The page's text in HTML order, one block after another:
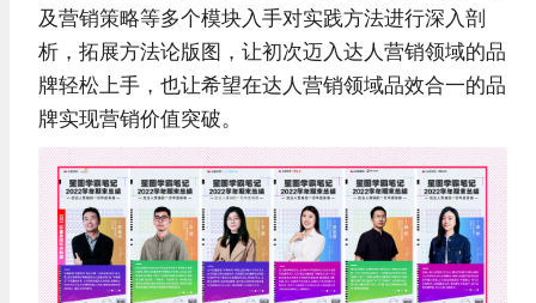
及营销策略等多个模块入手对实践方法进行深入剖
析，拓展方法论版图，让初次迈入达人营销领域的品
牌轻松上手，也让希望在达人营销领域品效合一的品
牌实现营销价值突破。